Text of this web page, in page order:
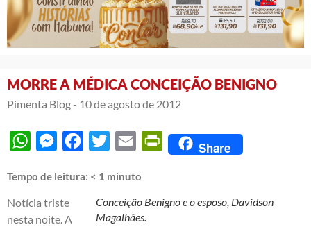
MORRE A MÉDICA CONCEIÇÃO BENIGNO
Pimenta Blog - 10 de agosto de 2012
WhatsAppMessengerFacebook
Twitter Email PrintFriendly
Share
Tempo de leitura: < 1 minuto
Conceição Benigno e o esposo, Davidson
Magalhães.
Notícia triste
nesta noite. A